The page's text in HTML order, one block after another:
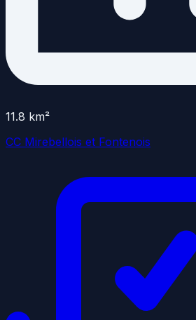
11.8 km²
CC Mirebellois et Fontenois